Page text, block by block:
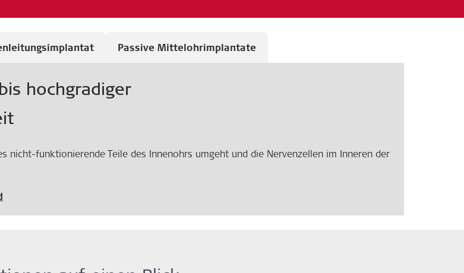
Passive Mittelohrimplantate
hochgradiger
nicht-funktionierende Teile des Innenohrs umgeht und die Nervenzellen im Inneren der